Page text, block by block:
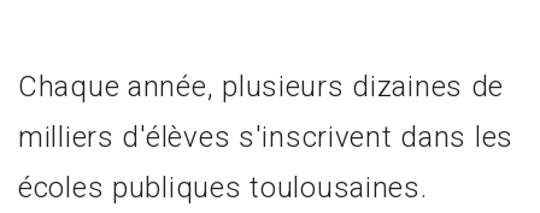
Chaque année, plusieurs dizaines de
milliers d'élèves s'inscrivent dans les
écoles publiques toulousaines.